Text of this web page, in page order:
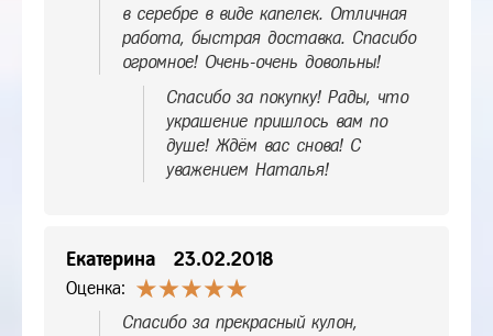
в серебре в виде капелек. Отличная
работа, быстрая доставка. Спасибо
огромное! Очень-очень довольны!
Спасибо за покупку! Рады, что
украшение пришлось вам по
душе! Ждём вас снова! С
уважением Наталья!
Екатерина 23.02.2018
Оценка:
Спасибо за прекрасный кулон,